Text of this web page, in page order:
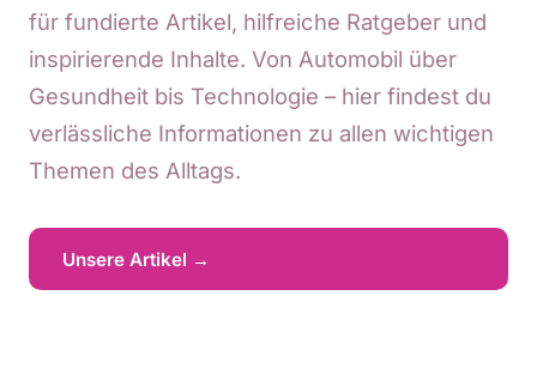
für fundierte Artikel, hilfreiche Ratgeber und
inspirierende Inhalte. Von Automobil über
Gesundheit bis Technologie – hier findest du
verlässliche Informationen zu allen wichtigen
Themen des Alltags.
Unsere Artikel →